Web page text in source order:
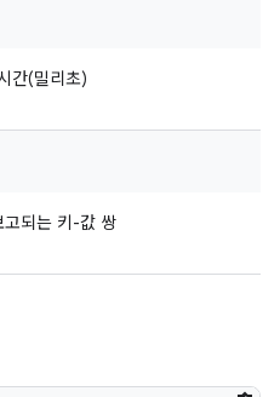
간(밀리초)
고되는 키-값 쌍